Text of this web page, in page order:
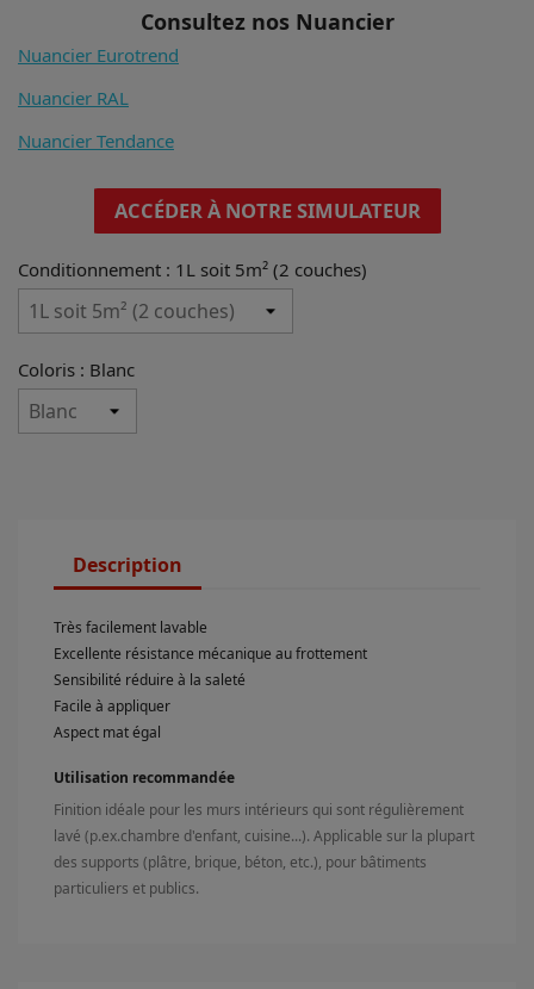
Consultez nos Nuancier
Nuancier Eurotrend
Nuancier RAL
Nuancier Tendance
ACCÉDER À NOTRE SIMULATEUR
Conditionnement : 1L soit 5m² (2 couches)
Coloris : Blanc
Description
Très facilement lavable
Excellente résistance mécanique au frottement
Sensibilité réduire à la saleté
Facile à appliquer
Aspect mat égal
Utilisation recommandée
Finition idéale pour les murs intérieurs qui sont régulièrement
lavé (p.ex.chambre d'enfant, cuisine...). Applicable sur la plupart
des supports (plâtre, brique, béton, etc.), pour bâtiments
particuliers et publics.